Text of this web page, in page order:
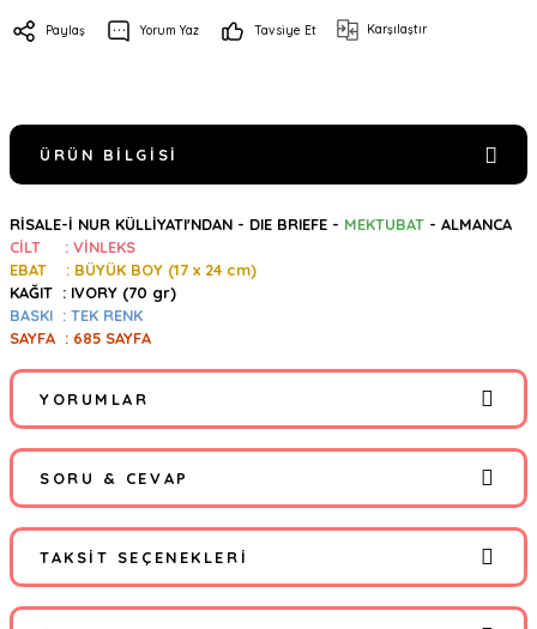
Paylaş Yorum Yaz Tavsiye Et Karşılaştır
ÜRÜN BILGISI
RİSALE-İ NUR KÜLLİYATI'NDAN - DIE BRIEFE - MEKTUBAT - ALMANCA
CİLT : VİNLEKS
EBAT : BÜYÜK BOY (17 x 24 cm)
KAĞIT : IVORY (70 gr)
BASKI : TEK RENK
SAYFA : 685 SAYFA
YORUMLAR
Bu ürüne ilk yorumu siz yapın!
Yorum Yaz
SORU & CEVAP
Ürün hakkında henüz soru sorulmamış.
TAKSIT SEÇENEKLERI